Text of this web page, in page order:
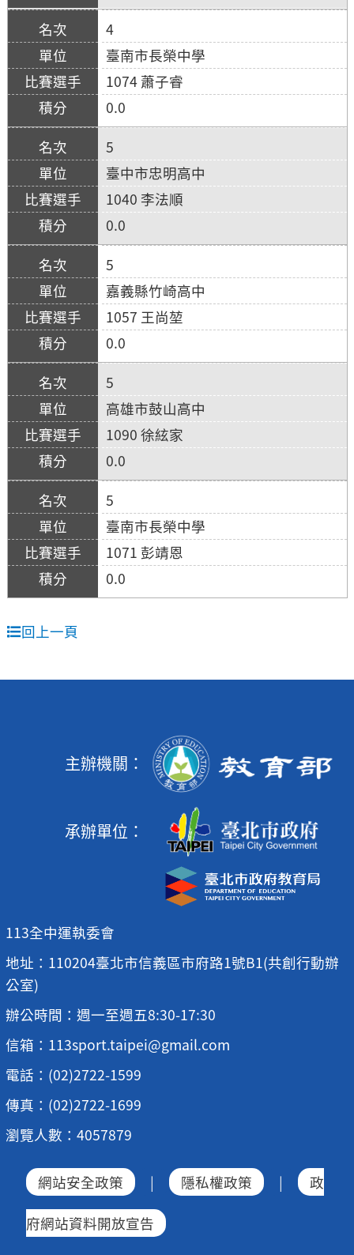
4
臺南市長榮中學
1074 蕭子睿
0.0
5
臺中市忠明高中
1040 李法順
0.0
5
嘉義縣竹崎高中
1057 王尚堃
0.0
5
高雄市鼓山高中
1090 徐絃家
0.0
5
臺南市長榮中學
1071 彭靖恩
0.0
回上一頁
主辦機關：
承辦單位：
113全中運執委會
地址：110204臺北市信義區市府路1號B1(共創行動辦
公室)
辦公時間：週一至週五8:30-17:30
信箱：113sport.taipei@gmail.com
電話：(02)2722-1599
傳真：(02)2722-1699
瀏覽人數：4057879
網站安全政策 | 隱私權政策 | 政
府網站資料開放宣告